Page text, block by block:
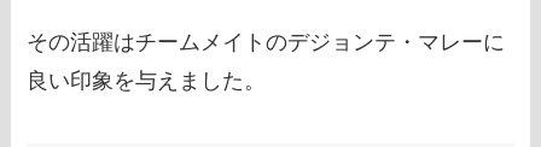
その活躍はチームメイトのデジョンテ・マレーに
良い印象を与えました。